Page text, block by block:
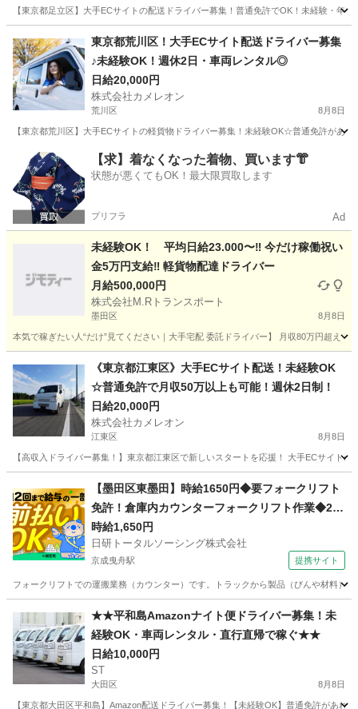
【東京都足立区】大手ECサイトの配送ドライバー募集！普通免許でOK！未経験・
ドライバー 積み込み
東京都荒川区！大手ECサイト配送ドライバー募集
♪未経験OK！週休2日・車両レンタル◎
日給20,000円
株式会社カメレオン
荒川区 8月8日
【東京都荒川区】大手ECサイトの軽貨物ドライバー募集！未経験OK☆普通免許が
東京 荒川区 ドライバー 積み込み
【求】着なくなった着物、買います👘
状態が悪くてもOK！最大限買取します
プリフラ Ad
未経験OK！ 平均日給23.000〜‼️ 今だけ稼働祝い
金5万円支給‼️ 軽貨物配達ドライバー
月給500,000円
株式会社M.Rトランスポート
墨田区 8月8日
本気で稼ぎたい人“だけ”見てください｜大手宅配 委託ドライバー】 月収80万円超え
配送 一日
《東京都江東区》大手ECサイト配送！未経験OK
☆普通免許で月収50万以上も可能！週休2日制！
日給20,000円
株式会社カメレオン
江東区 8月8日
【高収入ドライバー募集！】東京都江東区で新しいスタートを応援！ 大手ECサイ
ドライバー 積み込み
【墨田区東墨田】時給1650円◆要フォークリフト
免許！倉庫内カウンターフォークリフト作業◆20
代～30代活躍中
時給1,650円
日研トータルソーシング株式会社
京成曳舟駅 提携サイト
フォークリフトでの運搬業務（カウンター）です。トラックから製品（びんや材料）
京成曳舟駅 ドライバー
★★平和島Amazonナイト便ドライバー募集！未
経験OK・車両レンタル・直行直帰で稼ぐ★★
日給10,000円
ST
大田区 8月8日
【東京都大田区平和島】Amazon配送ドライバー募集！【未経験OK】普通免許があ